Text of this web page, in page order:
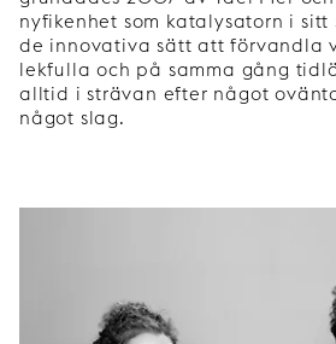
nyfikenhet som katalysatorn i
de innovativa sätt att förvandla
lekfulla och på samma gång
alltid i strävan efter något
något slag.